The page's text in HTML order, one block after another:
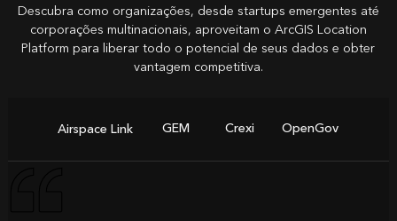
Descubra como organizações, desde startups emergentes até
corporações multinacionais, aproveitam o ArcGIS Location
Platform para liberar todo o potencial de seus dados e obter
vantagem competitiva.
Airspace Link GEM Crexi OpenGov